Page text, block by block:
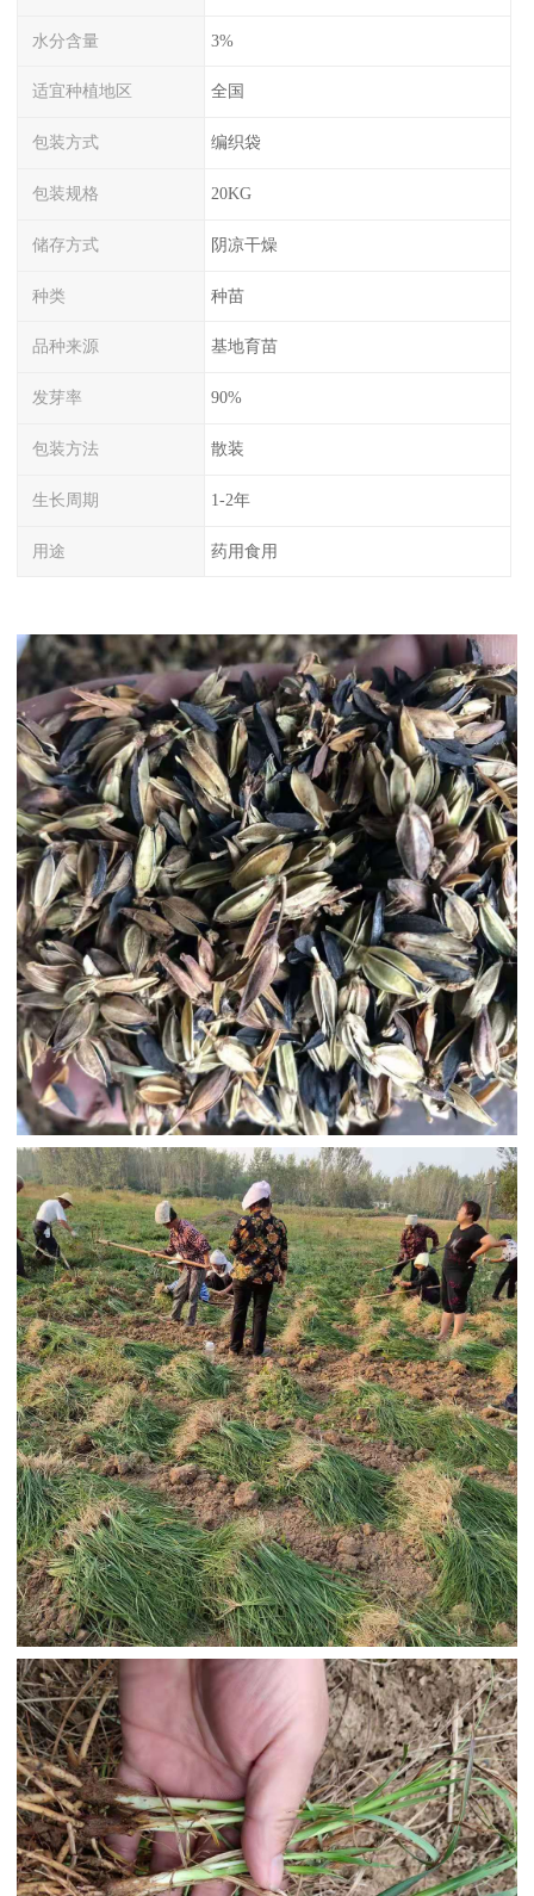
水分含量 3%
适宜种植地区 全国
包装方式 编织袋
包装规格 20KG
储存方式 阴凉干燥
种类 种苗
品种来源 基地育苗
发芽率 90%
包装方法 散装
生长周期 1-2年
用途 药用食用